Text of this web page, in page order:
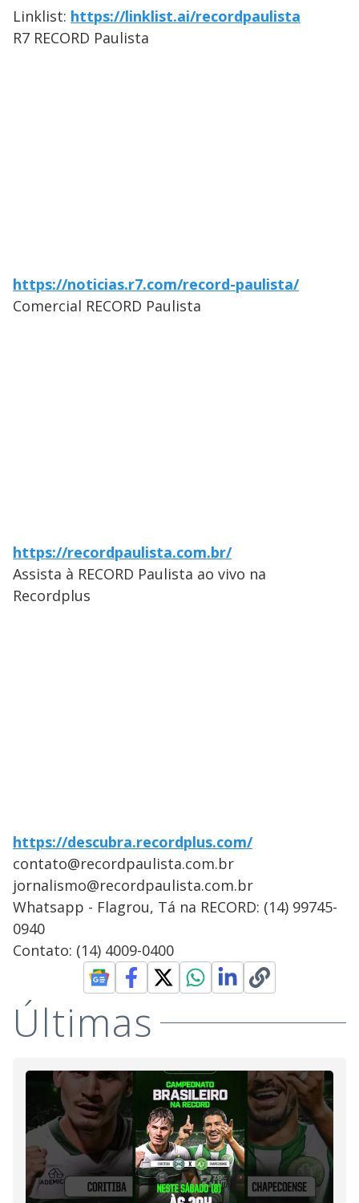
Linklist: https://linklist.ai/recordpaulista
R7 RECORD Paulista
https://noticias.r7.com/record-paulista/
Comercial RECORD Paulista
https://recordpaulista.com.br/
Assista à RECORD Paulista ao vivo na
Recordplus
https://descubra.recordplus.com/
contato@recordpaulista.com.br
jornalismo@recordpaulista.com.br
Whatsapp - Flagrou, Tá na RECORD: (14) 99745-
0940
Contato: (14) 4009-0400
Últimas